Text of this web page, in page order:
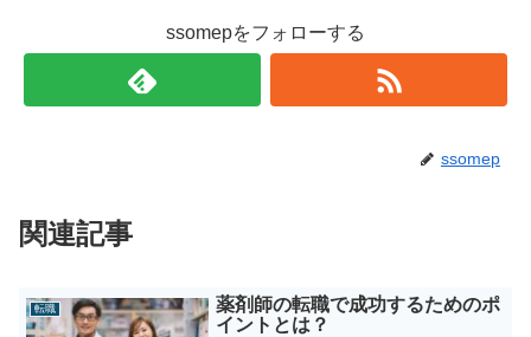
ssomepをフォローする
ssomep
関連記事
転職
薬剤師の転職で成功するためのポ
イントとは？